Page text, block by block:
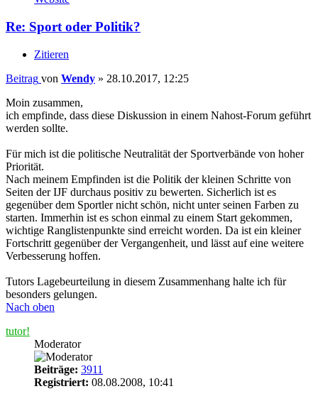
Re: Sport oder Politik?
Zitieren
Beitrag von Wendy » 28.10.2017, 12:25
Moin zusammen,
ich empfinde, dass diese Diskussion in einem Nahost-Forum geführt
werden sollte.
Für mich ist die politische Neutralität der Sportverbände von hoher
Priorität.
Nach meinem Empfinden ist die Politik der kleinen Schritte von
Seiten der IJF durchaus positiv zu bewerten. Sicherlich ist es
gegenüber dem Sportler nicht schön, nicht unter seinen Farben zu
starten. Immerhin ist es schon einmal zu einem Start gekommen,
wichtige Ranglistenpunkte sind erreicht worden. Da ist ein kleiner
Fortschritt gegenüber der Vergangenheit, und lässt auf eine weitere
Verbesserung hoffen.
Tutors Lagebeurteilung in diesem Zusammenhang halte ich für
besonders gelungen.
Nach oben
tutor!
Moderator
Beiträge: 3911
Registriert: 08.08.2008, 10:41